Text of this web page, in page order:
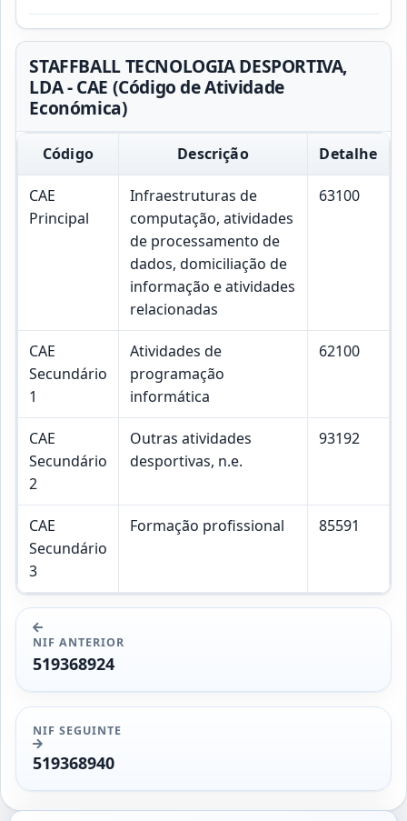
STAFFBALL TECNOLOGIA DESPORTIVA,
LDA - CAE (Código de Atividade
Económica)
Código Descrição Detalhe
CAE
Principal
Infraestruturas de
computação, atividades
de processamento de
dados, domiciliação de
informação e atividades
relacionadas
63100
CAE
Secundário
1
Atividades de
programação
informática
62100
CAE
Secundário
2
Outras atividades
desportivas, n.e.
93192
CAE
Secundário
3
Formação profissional 85591
NIF ANTERIOR
519368924
NIF SEGUINTE
519368940